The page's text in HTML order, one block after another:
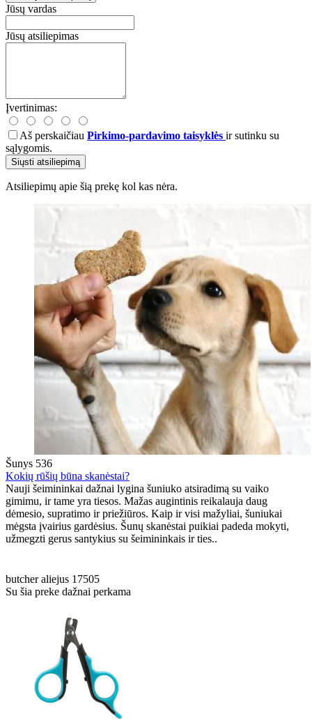
Jūsų vardas
Jūsų atsiliepimas
Įvertinimas:
Aš perskaičiau Pirkimo-pardavimo taisyklės ir sutinku su
sąlygomis.
Siųsti atsiliepimą
Atsiliepimų apie šią prekę kol kas nėra.
Šunys 536
Kokių rūšių būna skanėstai?
Nauji šeimininkai dažnai lygina šuniuko atsiradimą su vaiko
gimimu, ir tame yra tiesos. Mažas augintinis reikalauja daug
dėmesio, supratimo ir priežiūros. Kaip ir visi mažyliai, šuniukai
mėgsta įvairius gardėsius. Šunų skanėstai puikiai padeda mokyti,
užmegzti gerus santykius su šeimininkais ir ties..
butcher aliejus 17505
Su šia preke dažnai perkama